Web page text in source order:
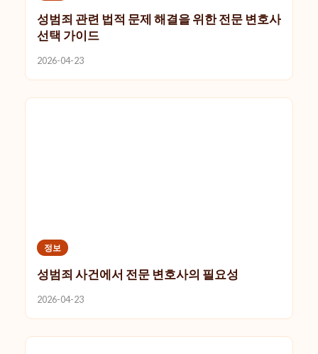
성범죄 관련 법적 문제 해결을 위한 전문 변호사
선택 가이드
2026-04-23
정보
성범죄 사건에서 전문 변호사의 필요성
2026-04-23